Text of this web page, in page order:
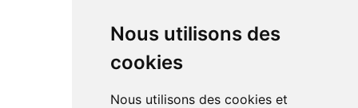
Nous utilisons des
cookies
Nous utilisons des cookies et